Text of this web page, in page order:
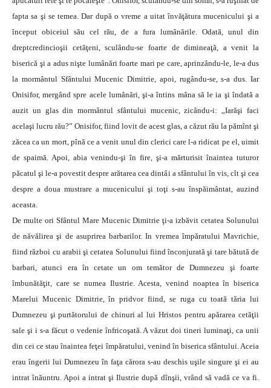
fapta sa şi se temea. Dar după o vreme a uitat învăţătura mucenicului şi a
început obiceiul său cel rău, de a fura lumânările. Odată, unul din
dreptcredincioşii cetăţeni, sculându-se foarte de dimineaţă, a venit la
biserică şi a adus nişte lumânări foarte mari pe care, aprinzându-le, le-a dus
la mormântul Sfântului Mucenic Dimitrie, apoi, rugându-se, s-a dus. Iar
Onisifor, mergând spre acele lumânări, şi-a întins mâna să le ia şi îndată a
auzit un glas din mormântul sfântului mucenic, zicându-i: „Iarăşi faci
acelaşi lucru rău?” Onisifor, fiind lovit de acest glas, a căzut rău la pămînt şi
zăcea ca un mort, pînă ce a venit unul din clerici care l-a ridicat pe el, uimit
de spaimă. Apoi, abia venindu-şi în fire, şi-a mărturisit înaintea tuturor
păcatul şi le-a povestit despre arătarea cea dintâi a sfântului în vis, cît şi cea
despre a doua mustrare a mucenicului şi toţi s-au înspăimântat, auzind
aceasta.
De multe ori Sfântul Mare Mucenic Dimitrie ţi-a izbăvit cetatea Solunului
de năvălirea şi de asuprirea barbarilor. In vremea împăratului Mavrichie,
fiind război cu arabii şi cetatea Solunului fiind înconjurată şi tare bătută de
barbari, atunci era în cetate un om temător de Dumnezeu şi foarte
îmbunătăţit, care se numea Ilustrie. Acesta, venind noaptea în biserica
Marelui Mucenic Dimitrie, în pridvor fiind, se ruga cu toată tăria lui
Dumnezeu şi purtătorului de chinuri al lui Hristos pentru apărarea cetăţii
sale şi i s-a făcut o vedenie înfricoşată. A văzut doi tineri luminaţi, ca unii
din cei ce stau înaintea feţei împăratului, venind în biserica sfântului. Aceia
erau îngerii lui Dumnezeu în faţa cărora s-au deschis uşile singure şi ei au
intrat înăuntru. Apoi a intrat şi Ilustrie după dînşii, vrând să vadă ce va fi.